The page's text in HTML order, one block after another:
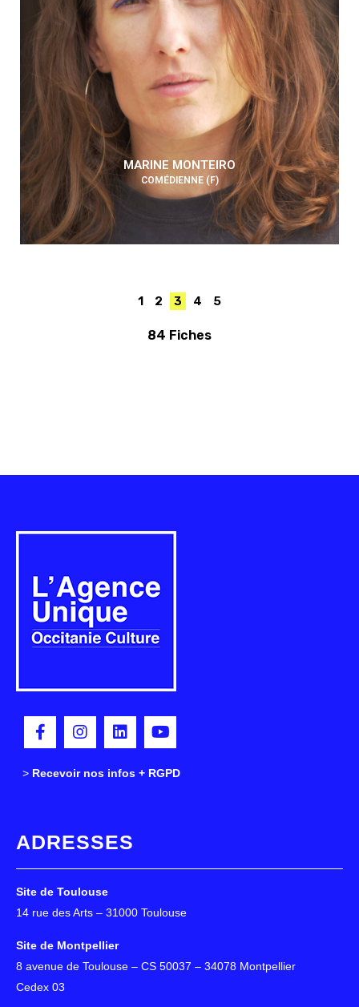
MARINE MONTEIRO
COMÉDIENNE (F)
1 2 3 4 5
84 Fiches
> Recevoir nos infos + RGPD
ADRESSES
Site de Toulouse
14 rue des Arts – 31000 Toulouse
Site de Montpellier
8 avenue de Toulouse – CS 50037 – 34078 Montpellier
Cedex 03